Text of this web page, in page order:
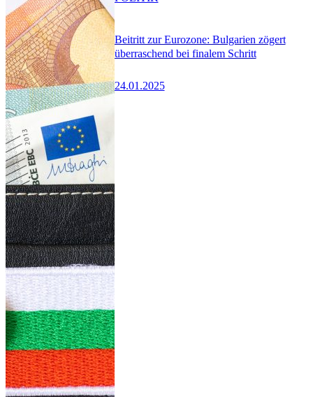
Beitritt zur Eurozone: Bulgarien zögert
überraschend bei finalem Schritt
24.01.2025